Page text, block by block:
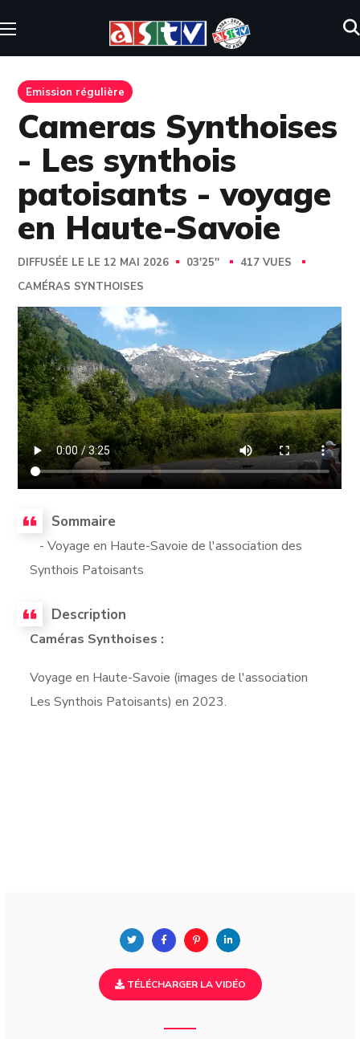
Emission régulière
Cameras Synthoises
- Les synthois
patoisants - voyage
en Haute-Savoie
DIFFUSÉE LE LE 12 MAI 2026 03'25''
417 VUES
CAMÉRAS SYNTHOISES
Sommaire
- Voyage en Haute-Savoie de l'association des
Synthois Patoisants
Description
Caméras Synthoises :
Voyage en Haute-Savoie (images de l'association
Les Synthois Patoisants) en 2023.
TÉLÉCHARGER LA VIDÉO